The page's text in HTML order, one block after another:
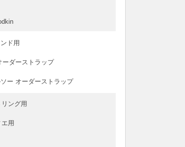
ド用
ーダーストラップ
ー オーダーストラップ
ング用
用